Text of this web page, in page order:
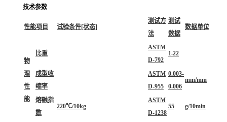
技术参数
性能项目 试验条件[状态]
测试方
法
测试
数据
数据单位
物
理
性
能
比重
ASTM
D-792
1.22
成型收
缩率
ASTM
D-955
0.003-
0.006
mm/mm
熔融指
数
220℃/10kg
ASTM
D-1238
55 g/10min